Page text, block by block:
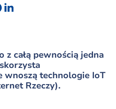
całą pewnością jedna
wnoszą technologie IoT
Rzeczy).